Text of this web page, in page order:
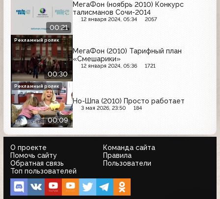
00:21
МегаФон (ноябрь 2010) Конкурс
талисманов Сочи-2014
12 января 2024, 05:34 2057
00:30
МегаФон (2010) Тарифный план
«Смешарики»
12 января 2024, 05:36 1721
Рекламный ролик
00:09
Но-Шпа (2010) Просто работает
3 мая 2026, 23:50 184
Рекламный ролик
О проекте
Команда сайта
Помочь сайту
Правила
Обратная связь
Пользователи
Топ пользователей